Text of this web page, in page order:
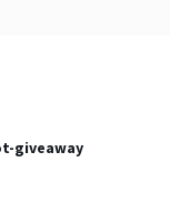
giveaway